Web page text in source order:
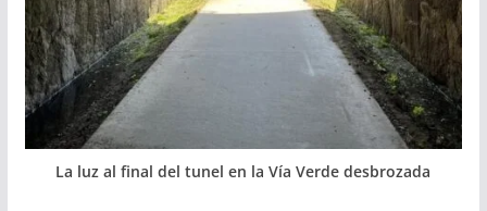
La luz al final del tunel en la Vía Verde desbrozada